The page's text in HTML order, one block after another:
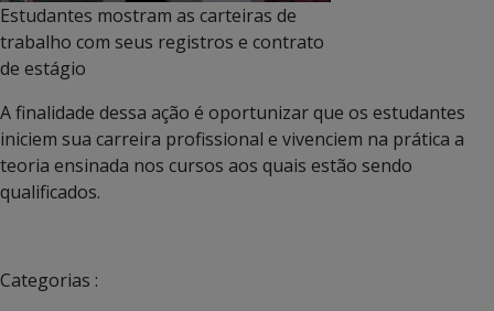
Estudantes mostram as carteiras de
trabalho com seus registros e contrato
de estágio
A finalidade dessa ação é oportunizar que os estudantes
iniciem sua carreira profissional e vivenciem na prática a
teoria ensinada nos cursos aos quais estão sendo
qualificados.
Categorias :